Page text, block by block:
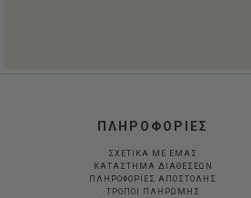
ΠΛΗΡΟΦΟΡΙΕΣ
ΣΧΕΤΙΚΑ ΜΕ ΕΜΑΣ
ΚΑΤΑΣΤΗΜΑ ΔΙΑΘΕΣΕΩΝ
ΠΛΗΡΟΦΟΡΙΕΣ ΑΠΟΣΤΟΛΗΣ
ΤΡΟΠΟΙ ΠΛΗΡΩΜΗΣ